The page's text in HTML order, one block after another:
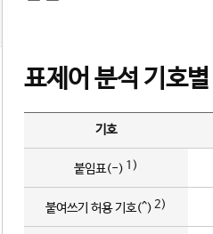
표제어 분석 기호
기호
붙임표(-) 1)
붙여쓰기 허용 기호(^) 2)